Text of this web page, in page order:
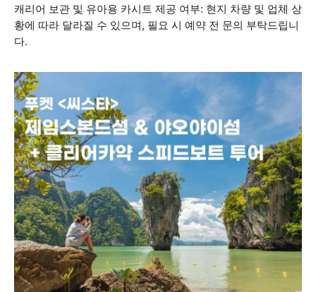
캐리어 보관 및 유아용 카시트 제공 여부: 현지 차량 및 업체 상
황에 따라 달라질 수 있으며, 필요 시 예약 전 문의 부탁드립니
다.